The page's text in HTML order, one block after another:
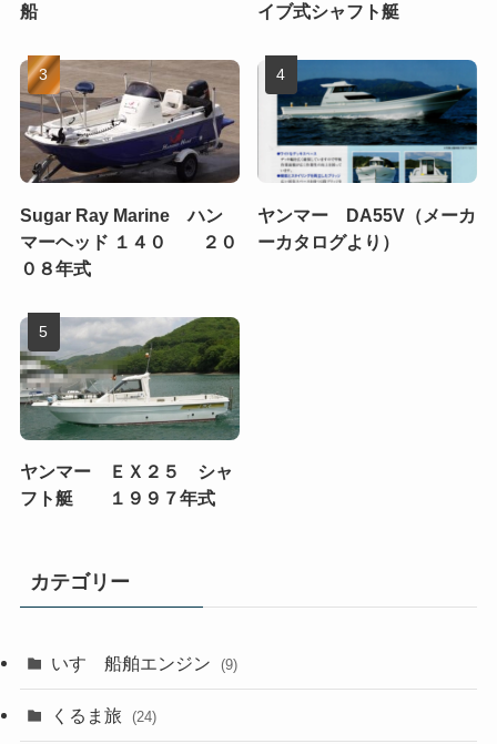
船 イブ式シャフト艇
Sugar Ray Marine ハン
マーヘッド １４０ ２０
０８年式
ヤンマー DA55V（メーカ
ーカタログより）
ヤンマー ＥＸ２５ シャ
フト艇 １９９７年式
カテゴリー
いすゞ船舶エンジン (9)
くるま旅 (24)